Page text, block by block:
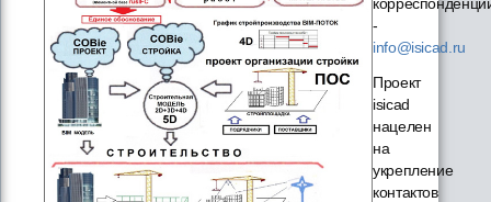
-
info@isicad.ru
Проект
isicad
нацелен
на
укрепление
контактов